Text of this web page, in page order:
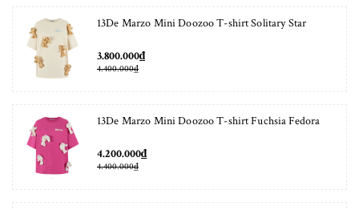
13De Marzo Mini Doozoo T-shirt Solitary Star
3.800.000₫
4.400.000₫
13De Marzo Mini Doozoo T-shirt Fuchsia Fedora
4.200.000₫
4.400.000₫